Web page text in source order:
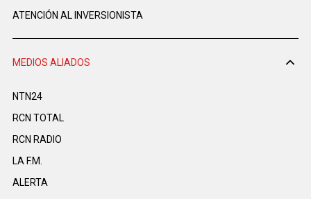
ATENCIÓN AL INVERSIONISTA
MEDIOS ALIADOS
NTN24
RCN TOTAL
RCN RADIO
LA F.M.
ALERTA